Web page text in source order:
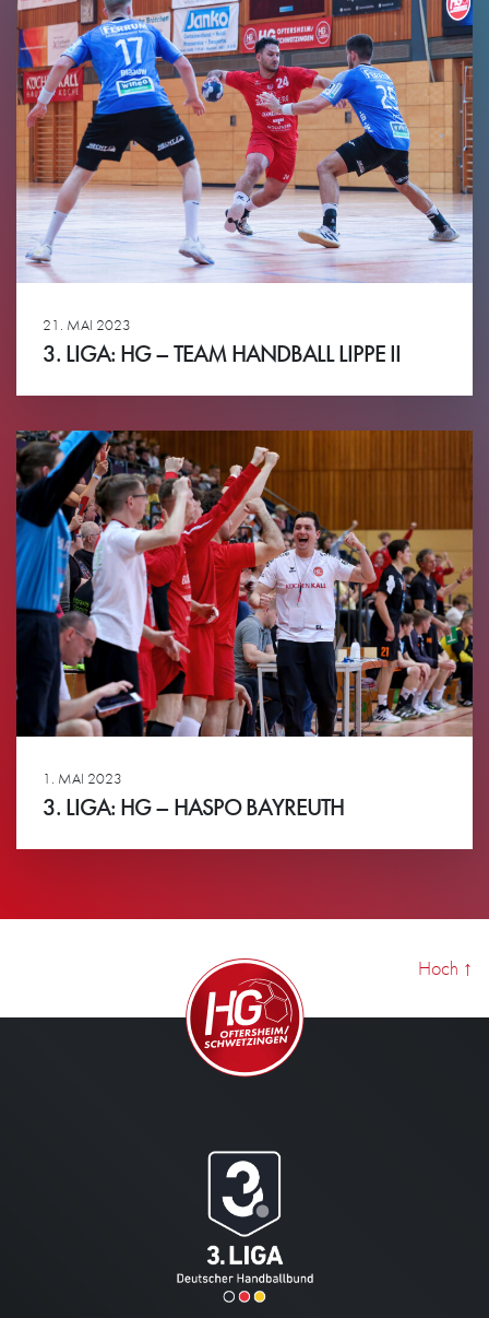
21. MAI 2023
3. LIGA: HG – TEAM HANDBALL LIPPE II
1. MAI 2023
3. LIGA: HG – HASPO BAYREUTH
Hoch ↑